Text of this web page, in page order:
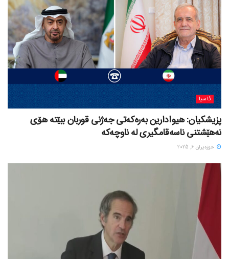
ئاسیا
پزیشکیان: هیوادارین بەرەکەتی جەژنی قوربان ببێتە هۆی
نەهێشتنی ناسەقامگیری لە ناوچەکە
حوزه‌یران 6, 2025